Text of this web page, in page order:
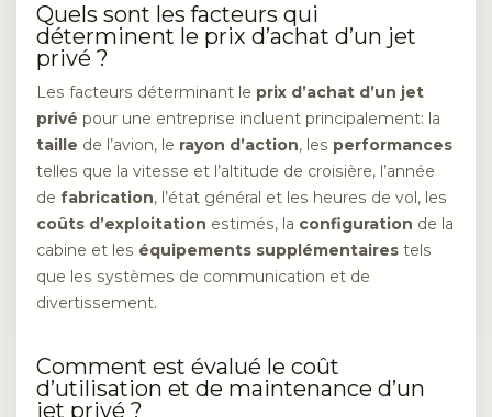
Quels sont les facteurs qui
déterminent le prix d’achat d’un jet
privé ?
Les facteurs déterminant le prix d’achat d’un jet
privé pour une entreprise incluent principalement: la
taille de l’avion, le rayon d’action, les performances
telles que la vitesse et l’altitude de croisière, l’année
de fabrication, l’état général et les heures de vol, les
coûts d’exploitation estimés, la configuration de la
cabine et les équipements supplémentaires tels
que les systèmes de communication et de
divertissement.
Comment est évalué le coût
d’utilisation et de maintenance d’un
jet privé ?